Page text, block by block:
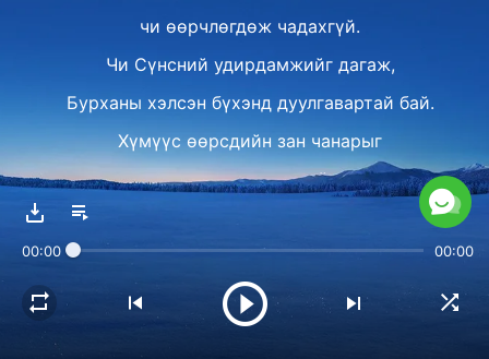
чи өөрчлөгдөж чадахгүй.
Чи Сүнсний удирдамжийг дагаж,
Бурханы хэлсэн бүхэнд дуулгавартай бай.
Хүмүүс өөрсдийн зан чанарыг
өөрчилж чадахгүй.
гэсгээгдэн, цэвэршүүлэгдэж, засуулах ёстой.
Зөвхөн тэгж байж л тэд
оромдож, эсвэл Бурханыг мэхлэхгүйгээр
00:00 00:00